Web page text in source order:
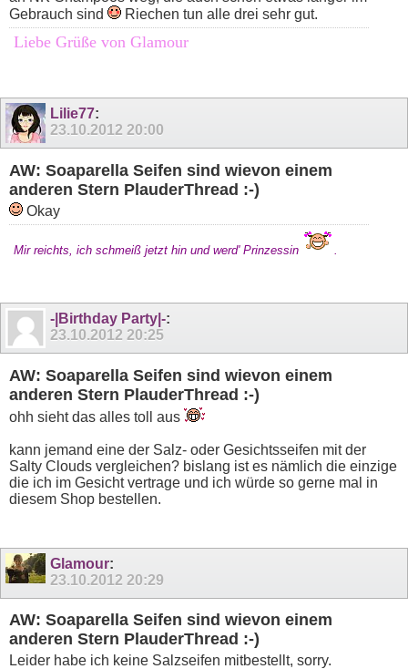
Gebrauch sind
Riechen tun alle drei sehr gut.
Liebe Grüße von Glamour
Lilie77:
23.10.2012 20:00
AW: Soaparella Seifen sind wievon einem
anderen Stern PlauderThread :-)
Okay
Mir reichts, ich schmeiß jetzt hin und werd' Prinzessin .
-|Birthday Party|-:
23.10.2012 20:25
AW: Soaparella Seifen sind wievon einem
anderen Stern PlauderThread :-)
ohh sieht das alles toll aus
kann jemand eine der Salz- oder Gesichtsseifen mit der
Salty Clouds vergleichen? bislang ist es nämlich die einzige
die ich im Gesicht vertrage und ich würde so gerne mal in
diesem Shop bestellen.
Glamour:
23.10.2012 20:29
AW: Soaparella Seifen sind wievon einem
anderen Stern PlauderThread :-)
Leider habe ich keine Salzseifen mitbestellt, sorry.